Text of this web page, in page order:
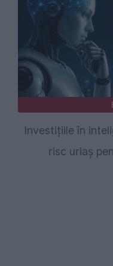
Investițiile în
risc uriaș